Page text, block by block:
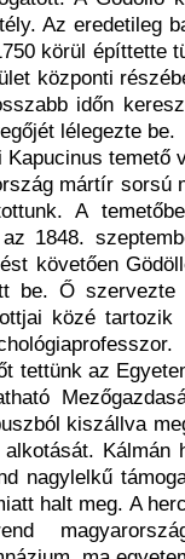
Az eredetileg
körül építtette
központi
időn
lélegezte be.
temető
mártír sorsú
A
1848.
követően
be. Ő
közé tartozik
tettünk az
kiszállva
Kálmán
nagylelkű
halt meg. A